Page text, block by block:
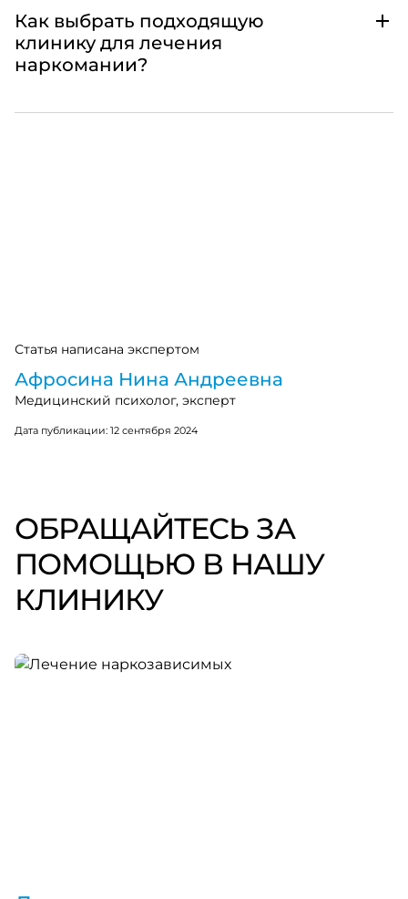
Как выбрать подходящую
клинику для лечения
наркомании?
Статья написана экспертом
Афросина Нина Андреевна
Медицинский психолог, эксперт
Дата публикации: 12 сентября 2024
ОБРАЩАЙТЕСЬ ЗА
ПОМОЩЬЮ В НАШУ
КЛИНИКУ